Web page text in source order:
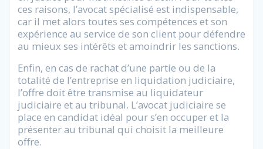
ces raisons, l’avocat spécialisé est indispensable,
car il met alors toutes ses compétences et son
expérience au service de son client pour défendre
au mieux ses intérêts et amoindrir les sanctions.
Enfin, en cas de rachat d’une partie ou de la
totalité de l’entreprise en liquidation judiciaire,
l’offre doit être transmise au liquidateur
judiciaire et au tribunal. L’avocat judiciaire se
place en candidat idéal pour s’en occuper et la
présenter au tribunal qui choisit la meilleure
offre.